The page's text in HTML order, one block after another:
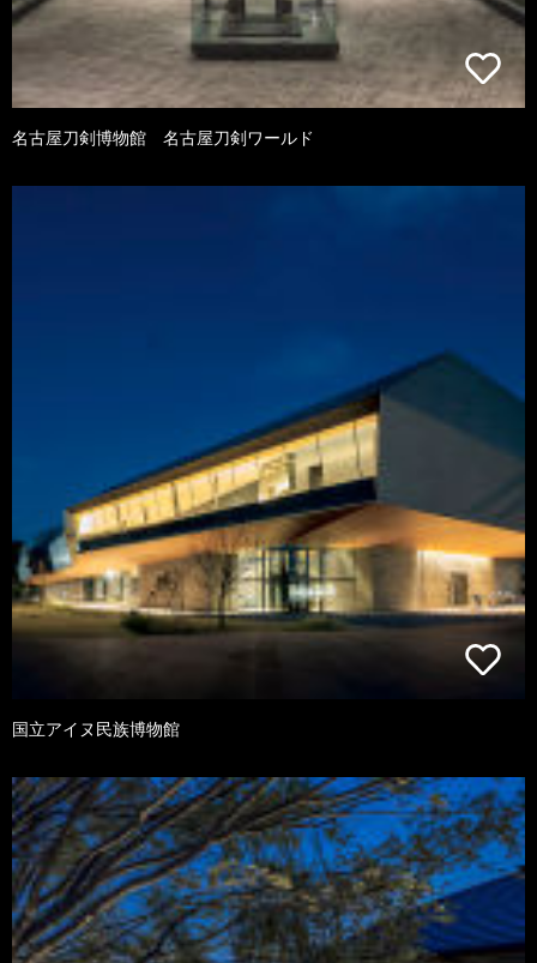
名古屋刀剣博物館 名古屋刀剣ワールド
国立アイヌ民族博物館